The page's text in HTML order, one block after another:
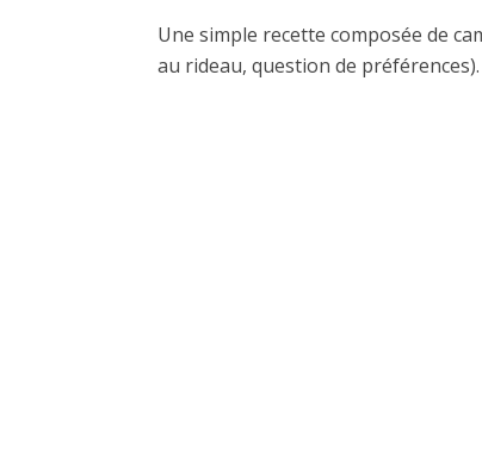
Une simple recette composée de
au rideau, question de préférences).